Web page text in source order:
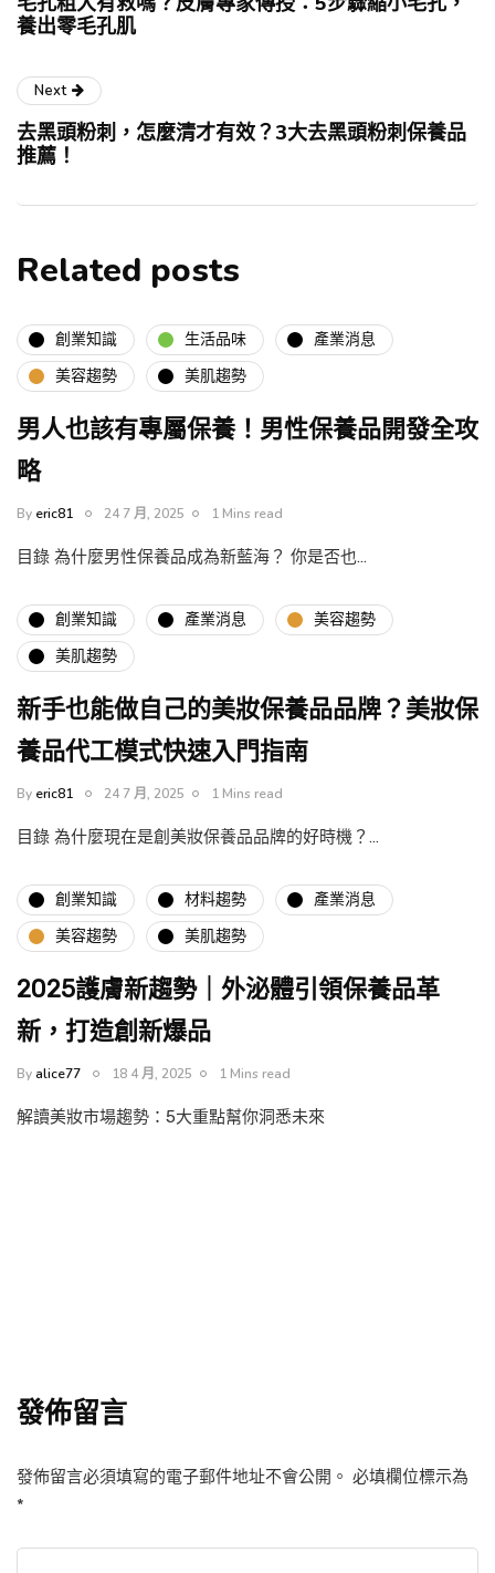
養出零毛孔肌
Next
去黑頭粉刺，怎麼清才有效？3大去黑頭粉刺保養品
推薦！
Related posts
創業知識 生活品味
產業消息
美容趨勢
美肌趨勢
男人也該有專屬保養！男性保養品開發全攻
略
By eric81 24 7 月, 2025 1 Mins read
目錄 為什麼男性保養品成為新藍海？ 你是否也…
創業知識 產業消息
美容趨勢
美肌趨勢
新手也能做自己的美妝保養品品牌？美妝保
養品代工模式快速入門指南
By eric81 24 7 月, 2025 1 Mins read
目錄 為什麼現在是創美妝保養品品牌的好時機？…
創業知識 材料趨勢
產業消息
美容趨勢
美肌趨勢
2025護膚新趨勢｜外泌體引領保養品革
新，打造創新爆品
Byalice77 18 4 月, 2025 1 Mins read
解讀美妝市場趨勢：5大重點幫你洞悉未來
發佈留言
發佈留言必須填寫的電子郵件地址不會公開。 必填欄位標示為
*